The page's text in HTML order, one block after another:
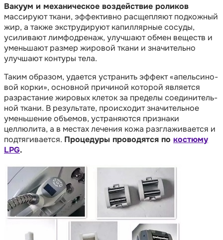
Вакуум и механическое воздействие роликов
массируют ткани, эффективно расщепляют подкожный
жир, а так­же экструдируют капиллярные сосуды,
усиливают лимфодренаж, улучшают обмен веществ и
уменьшают раз­мер жировой ткани и значительно
улучшают контуры тела.
Таким образом, удается устранить эффект «апель­си­но­
вой корки», основной причиной которой является
разрастание жировых клеток за пределы со­е­ди­ни­тель­
ной ткани. В результате, происходит значительное
уменьшение объемов, устраняются признаки
целлюлита, а в мес­тах лечения кожа разглаживается и
подтягивается. Процедуры проводятся по костюму
LPG.